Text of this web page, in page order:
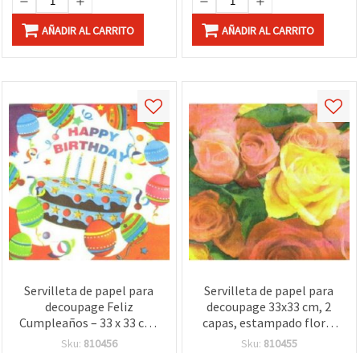
AÑADIR AL CARRITO AÑADIR AL CARRITO
Servilleta de papel para
decoupage Feliz
Cumpleaños – 33 x 33 cm,
2 capas, 1 pieza – Diseño
Sku: 810456
Servilleta de papel para
decoupage 33x33 cm, 2
capas, estampado floral
de rosas – Material DIY
Sku: 810455